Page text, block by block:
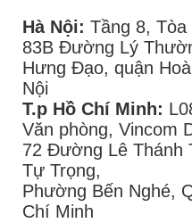
Hà Nội: Tầng 8, Tòa
83B Đường Lý
Hưng Đạo, quận
Nội
T.p Hồ Chí Minh:
Văn phòng, Vincom
72 Đường Lê Thánh
Tự Trọng,
Phường Bến Nghé,
Chí Minh